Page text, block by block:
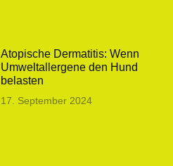
Atopische Dermatitis: Wenn
Umweltallergene den Hund
belasten
17. September 2024